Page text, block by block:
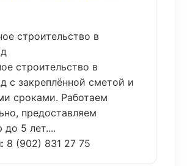
строительство в
строительство в
с закреплённой сметой и
сроками. Работаем
предоставляем
до 5 лет....
8 (902) 831 27 75